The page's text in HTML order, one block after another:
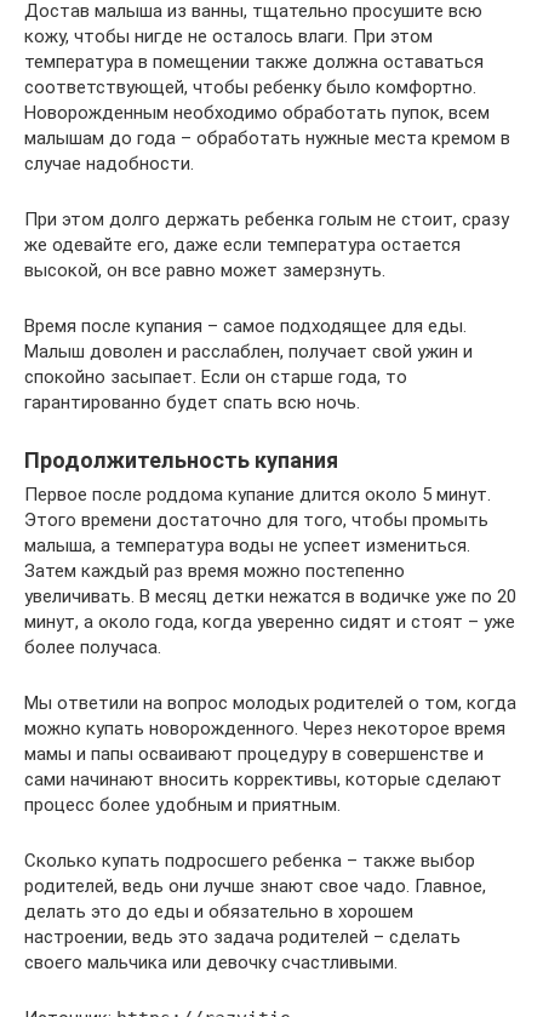
Достав малыша из ванны, тщательно просушите всю
кожу, чтобы нигде не осталось влаги. При этом
температура в помещении также должна оставаться
соответствующей, чтобы ребенку было комфортно.
Новорожденным необходимо обработать пупок, всем
малышам до года – обработать нужные места кремом в
случае надобности.
При этом долго держать ребенка голым не стоит, сразу
же одевайте его, даже если температура остается
высокой, он все равно может замерзнуть.
Время после купания – самое подходящее для еды.
Малыш доволен и расслаблен, получает свой ужин и
спокойно засыпает. Если он старше года, то
гарантированно будет спать всю ночь.
Продолжительность купания
Первое после роддома купание длится около 5 минут.
Этого времени достаточно для того, чтобы промыть
малыша, а температура воды не успеет измениться.
Затем каждый раз время можно постепенно
увеличивать. В месяц детки нежатся в водичке уже по 20
минут, а около года, когда уверенно сидят и стоят – уже
более получаса.
Мы ответили на вопрос молодых родителей о том, когда
можно купать новорожденного. Через некоторое время
мамы и папы осваивают процедуру в совершенстве и
сами начинают вносить коррективы, которые сделают
процесс более удобным и приятным.
Сколько купать подросшего ребенка – также выбор
родителей, ведь они лучше знают свое чадо. Главное,
делать это до еды и обязательно в хорошем
настроении, ведь это задача родителей – сделать
своего мальчика или девочку счастливыми.